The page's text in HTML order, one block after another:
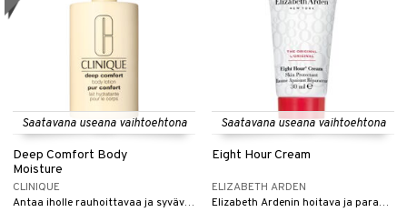
Saatavana useana vaihtoehtona
Deep Comfort Body
Moisture
CLINIQUE
Antaa iholle rauhoittavaa ja syvävaikutteista kosteutusta. Iho tuntuu kosteutetulta ja miellyttävän tasapainoiselta.
Saatavana useana vaihtoehtona
Eight Hour Cream
ELIZABETH ARDEN
Elizabeth Ardenin hoitava ja parantava voide.